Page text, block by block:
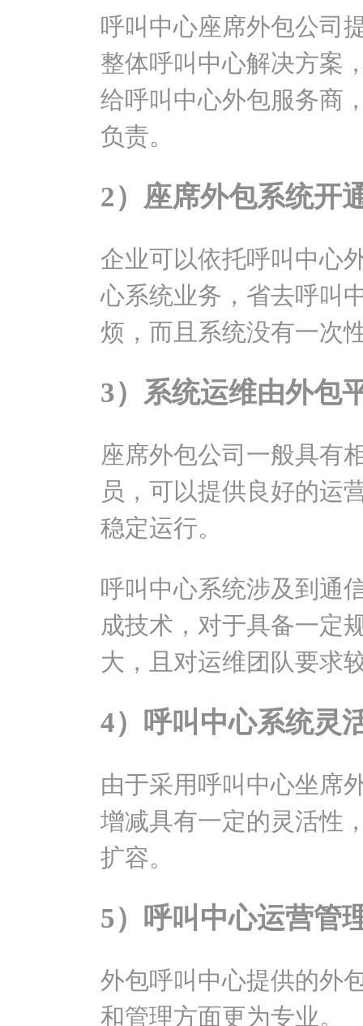
呼叫中心座席外包公司
整体呼叫中心解决方案
给呼叫中心外包服务商
负责。
2）座席外包系统开
企业可以依托呼叫中心
心系统业务，省去呼叫
烦，而且系统没有一次
3）系统运维由外包
座席外包公司一般具有
员，可以提供良好的运
稳定运行。
呼叫中心系统涉及到通
成技术，对于具备一定
大，且对运维团队要求
4）呼叫中心系统灵
由于采用呼叫中心坐席
增减具有一定的灵活性
扩容。
5）呼叫中心运营管
外包呼叫中心提供的外
和管理方面更为专业。